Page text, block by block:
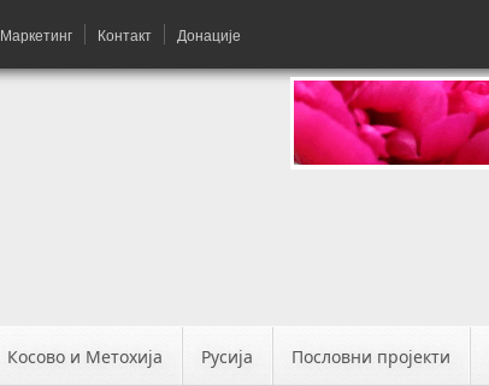
Маркетинг Контакт Донације
Косово и Метохија Русија Пословни пројекти